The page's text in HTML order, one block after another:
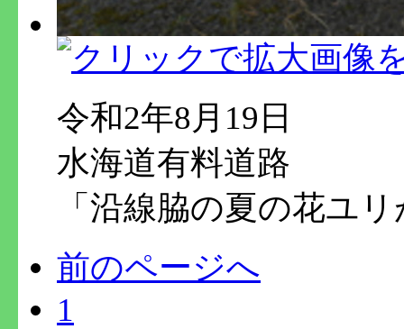
令和2年8月19日
水海道有料道路
「沿線脇の夏の花ユ
前のページへ
1